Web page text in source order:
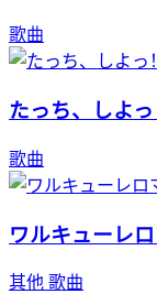
歌曲
たっち、しよ
歌曲
ワルキューレ
其他 歌曲